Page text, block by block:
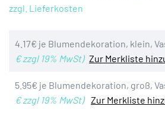
zzgl. Lieferkosten
4.17€ je Blumendekoration, klein,
€ zzgl 19% MwSt) Zur Merkliste
5.95€ je Blumendekoration, groß,
€ zzgl 19% MwSt) Zur Merkliste